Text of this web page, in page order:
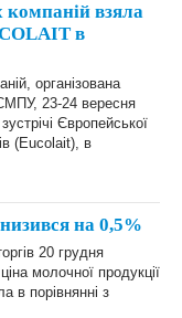
компаній взяла
в
організована
СМПУ, 23-24 вересня
Європейської
(Eucolait), в
на 0,5%
20 грудня
молочної продукції
в порівнянні з